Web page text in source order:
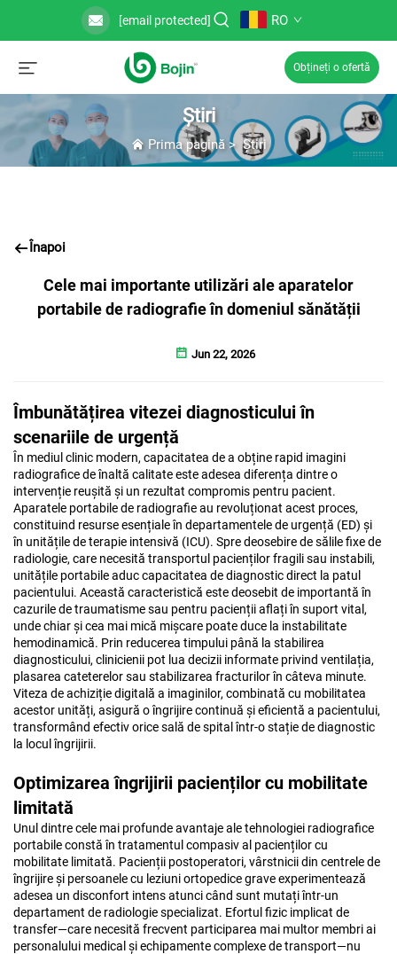
[email protected] RO
Obțineți o ofertă
Știri
Prima pagină>Știri
Înapoi
Cele mai importante utilizări ale aparatelor
portabile de radiografie în domeniul sănătății
Jun 22, 2026
Îmbunătățirea vitezei diagnosticului în
scenariile de urgență
În mediul clinic modern, capacitatea de a obține rapid imagini
radiografice de înaltă calitate este adesea diferența dintre o
intervenție reușită și un rezultat compromis pentru pacient.
Aparatele portabile de radiografie au revoluționat acest proces,
constituind resurse esențiale în departamentele de urgență (ED) și
în unitățile de terapie intensivă (ICU). Spre deosebire de sălile fixe de
radiologie, care necesită transportul pacienților fragili sau instabili,
unitățile portabile aduc capacitatea de diagnostic direct la patul
pacientului. Această caracteristică este deosebit de importantă în
cazurile de traumatisme sau pentru pacienții aflați în suport vital,
unde chiar și cea mai mică mișcare poate duce la instabilitate
hemodinamică. Prin reducerea timpului până la stabilirea
diagnosticului, clinicienii pot lua decizii informate privind ventilația,
plasarea cateterelor sau stabilizarea fracturilor în câteva minute.
Viteza de achiziție digitală a imaginilor, combinată cu mobilitatea
acestor unități, asigură o îngrijire continuă și eficientă a pacientului,
transformând efectiv orice sală de spital într-o stație de diagnostic
la locul îngrijirii.
Optimizarea îngrijirii pacienților cu mobilitate
limitată
Unul dintre cele mai profunde avantaje ale tehnologiei radiografice
portabile constă în tratamentul compasiv al pacienților cu
mobilitate limitată. Pacienții postoperatori, vârstnicii din centrele de
îngrijire și persoanele cu leziuni ortopedice grave experimentează
adesea un disconfort intens atunci când sunt mutați într-un
departament de radiologie specializat. Efortul fizic implicat de
transfer—care necesită frecvent participarea mai multor membri ai
personalului medical și echipamente complexe de transport—nu